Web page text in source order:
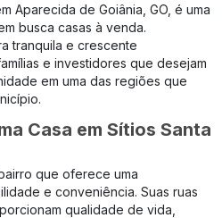
Aparecida de Goiânia, GO, é uma
busca casas à venda.
tranquila e crescente
e investidores que desejam
em uma das regiões que
Casa em Sítios Santa
que oferece uma
e conveniência. Suas ruas
qualidade de vida,